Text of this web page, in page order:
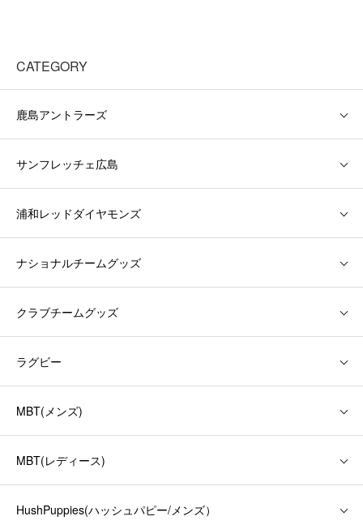
CATEGORY
鹿島アントラーズ
サンフレッチェ広島
浦和レッドダイヤモンズ
ナショナルチームグッズ
クラブチームグッズ
ラグビー
MBT(メンズ)
MBT(レディース)
HushPuppies(ハッシュパピー/メンズ）